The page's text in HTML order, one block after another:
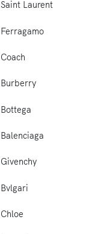
Saint Laurent
Ferragamo
Coach
Burberry
Bottega
Balenciaga
Givenchy
Bvlgari
Chloe